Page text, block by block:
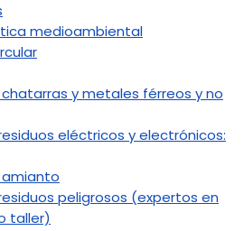
medioambiental
y metales férreos y no
eléctricos y electrónicos:
peligrosos (expertos en
taller)